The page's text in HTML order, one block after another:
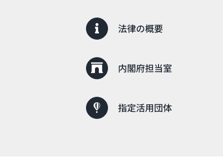
法律の概要
内閣府担当室
指定活用団体